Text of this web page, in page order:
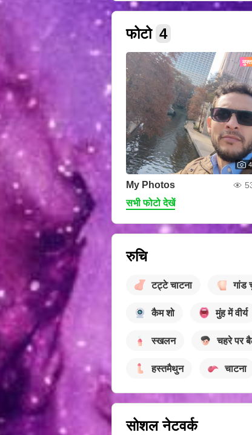
फोटो 4
मुफ्त
4
My Photos
सभी फोटो देखें
रुचि
टट्टे चाटना गांड
कैम शो मुंह में वीर्य
स्खलन चहरे पर
हस्तमैथुन चाटना
सोशल नेटवर्क